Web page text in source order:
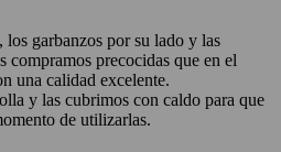
los garbanzos por su lado y las
compramos precocidas que en el
una calidad excelente.
y las cubrimos con caldo para que
de utilizarlas.